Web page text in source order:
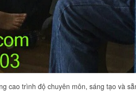
cao trình độ chuyên môn, sáng tạo và